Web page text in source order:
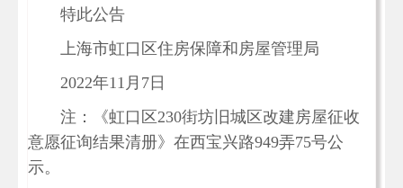
特此公告
上海市虹口区住房保障和房屋管理局
2022年11月7日
注：《虹口区230街坊旧城区改建房屋征收
意愿征询结果清册》在西宝兴路949弄75号公
示。